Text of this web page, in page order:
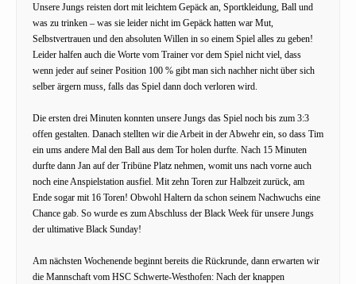
Unsere Jungs reisten dort mit leichtem Gepäck an, Sportkleidung, Ball und
was zu trinken – was sie leider nicht im Gepäck hatten war Mut,
Selbstvertrauen und den absoluten Willen in so einem Spiel alles zu geben!
Leider halfen auch die Worte vom Trainer vor dem Spiel nicht viel, dass
wenn jeder auf seiner Position 100 % gibt man sich nachher nicht über sich
selber ärgern muss, falls das Spiel dann doch verloren wird.
Die ersten drei Minuten konnten unsere Jungs das Spiel noch bis zum 3:3
offen gestalten. Danach stellten wir die Arbeit in der Abwehr ein, so dass Tim
ein ums andere Mal den Ball aus dem Tor holen durfte. Nach 15 Minuten
durfte dann Jan auf der Tribüne Platz nehmen, womit uns nach vorne auch
noch eine Anspielstation ausfiel. Mit zehn Toren zur Halbzeit zurück, am
Ende sogar mit 16 Toren! Obwohl Haltern da schon seinem Nachwuchs eine
Chance gab. So wurde es zum Abschluss der Black Week für unsere Jungs
der ultimative Black Sunday!
Am nächsten Wochenende beginnt bereits die Rückrunde, dann erwarten wir
die Mannschaft vom HSC Schwerte-Westhofen: Nach der knappen